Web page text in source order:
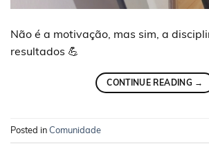
Não é a motivação, mas sim, a
resultados 💪
CONTINUE READING →
Posted inComunidade